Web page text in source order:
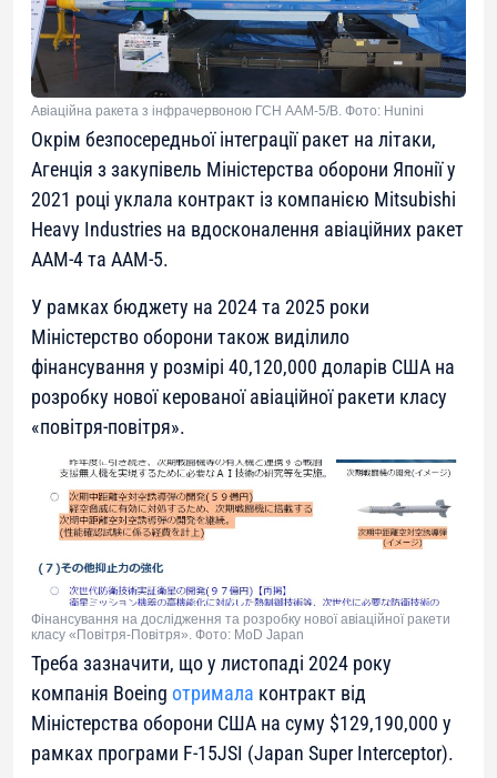
Авіаційна ракета з інфрачервоною ГСН AAM-5/B. Фото: Hunini
Окрім безпосередньої інтеграції ракет на літаки,
Агенція з закупівель Міністерства оборони Японії у
2021 році уклала контракт із компанією Mitsubishi
Heavy Industries на вдосконалення авіаційних ракет
AAM-4 та AAM-5.
У рамках бюджету на 2024 та 2025 роки
Міністерство оборони також виділило
фінансування у розмірі 40,120,000 доларів США на
розробку нової керованої авіаційної ракети класу
«повітря-повітря».
Фінансування на дослідження та розробку нової авіаційної ракети
класу «Повітря-Повітря». Фото: MoD Japan
Треба зазначити, що у листопаді 2024 року
компанія Boeing отримала контракт від
Міністерства оборони США на суму $129,190,000 у
рамках програми F-15JSI (Japan Super Interceptor).